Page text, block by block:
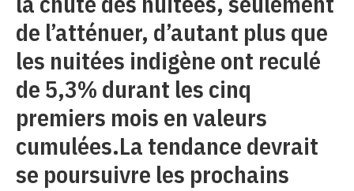
de l’atténuer, d’autant plus que
les nuitées indigène ont reculé
de 5,3% durant les cinq
premiers mois en valeurs
cumulées.La tendance devrait
se poursuivre les prochains